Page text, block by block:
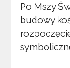
Po Mszy
budowy